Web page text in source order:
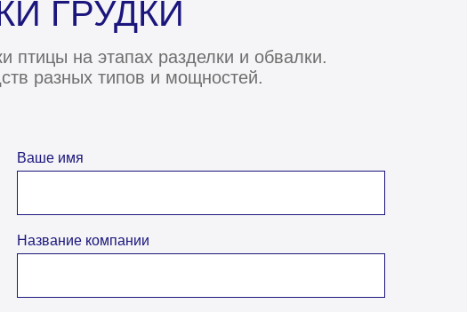
птицы на этапах разделки и обвалки.
разных типов и мощностей.
ГРУДКИ
Ваше имя
Название компании